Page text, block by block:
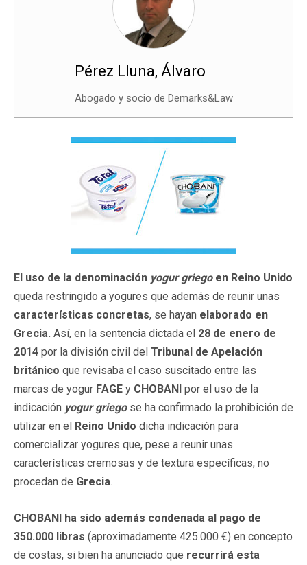
Pérez Lluna, Álvaro
Abogado y socio de Demarks&Law
El uso de la denominación yogur griegoen Reino Unido
queda restringido a yogures que además de reunir unas
características concretas, se hayan elaborado en
Grecia. Así, en la sentencia dictada el 28 de enero de
2014 por la división civil del Tribunal de Apelación
británico que revisaba el caso suscitado entre las
marcas de yogur FAGE y CHOBANI por el uso de la
indicación yogur griegose ha confirmado la prohibición de
utilizar en el Reino Unido dicha indicación para
comercializar yogures que, pese a reunir unas
características cremosas y de textura específicas, no
procedan de Grecia.
CHOBANI ha sido además condenada al pago de
350.000 libras (aproximadamente 425.000 €) en concepto
de costas, si bien ha anunciado que recurrirá esta